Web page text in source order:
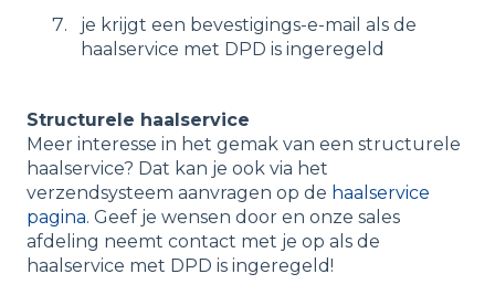
je krijgt een bevestigings-e-mail als de
haalservice met DPD is ingeregeld
Structurele haalservice
Meer interesse in het gemak van een structurele
haalservice? Dat kan je ook via het
verzendsysteem aanvragen op de haalservice
pagina. Geef je wensen door en onze sales
afdeling neemt contact met je op als de
haalservice met DPD is ingeregeld!